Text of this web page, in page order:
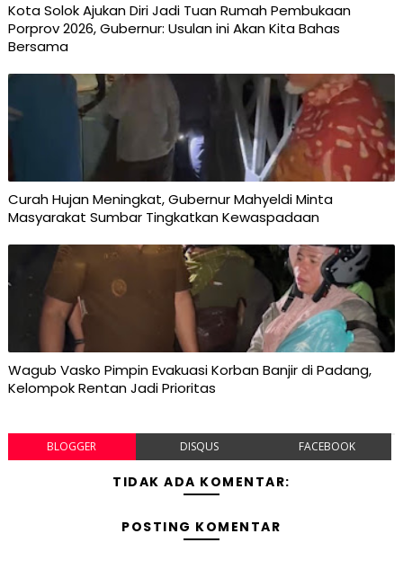
Kota Solok Ajukan Diri Jadi Tuan Rumah Pembukaan
Porprov 2026, Gubernur: Usulan ini Akan Kita Bahas
Bersama
Curah Hujan Meningkat, Gubernur Mahyeldi Minta
Masyarakat Sumbar Tingkatkan Kewaspadaan
Wagub Vasko Pimpin Evakuasi Korban Banjir di Padang,
Kelompok Rentan Jadi Prioritas
BLOGGER DISQUS FACEBOOK
TIDAK ADA KOMENTAR:
POSTING KOMENTAR